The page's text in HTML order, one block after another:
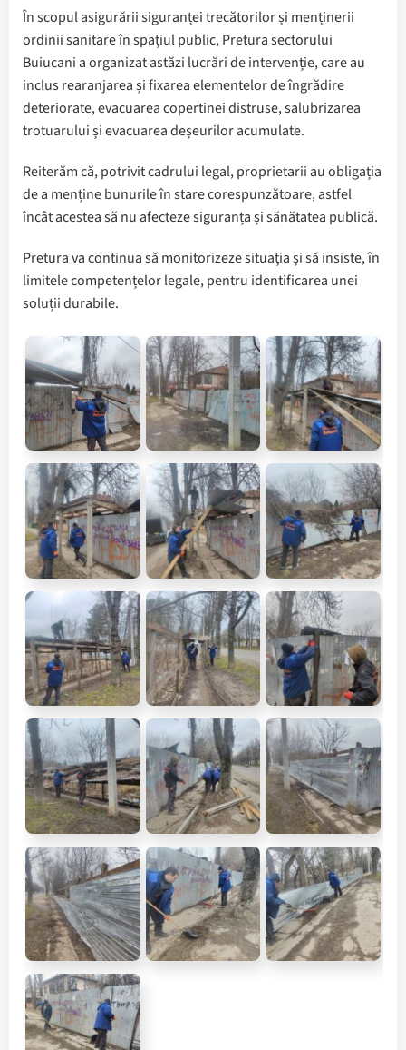
În scopul asigurării siguranței trecătorilor și menținerii
ordinii sanitare în spațiul public, Pretura sectorului
Buiucani a organizat astăzi lucrări de intervenție, care au
inclus rearanjarea și fixarea elementelor de îngrădire
deteriorate, evacuarea copertinei distruse, salubrizarea
trotuarului și evacuarea deșeurilor acumulate.
Reiterăm că, potrivit cadrului legal, proprietarii au obligația
de a menține bunurile în stare corespunzătoare, astfel
încât acestea să nu afecteze siguranța și sănătatea publică.
Pretura va continua să monitorizeze situația și să insiste, în
limitele competențelor legale, pentru identificarea unei
soluții durabile.